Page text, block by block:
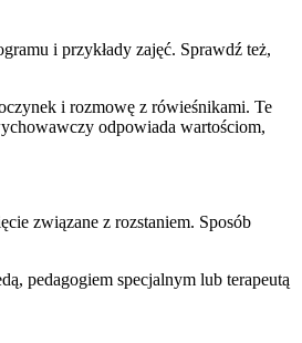
i przykłady zajęć. Sprawdź też,
i rozmowę z rówieśnikami. Te
odpowiada wartościom,
związane z rozstaniem. Sposób
pedagogiem specjalnym lub terapeutą